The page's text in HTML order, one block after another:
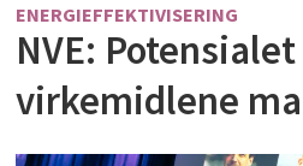
ENERGIEFFEKTIVISERING
NVE:
virkemidlene